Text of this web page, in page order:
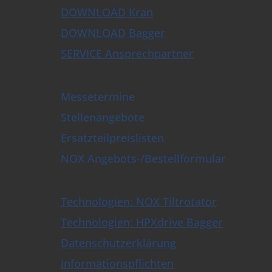
& Steuerungen
& Löffel
mit HPXdrive
mit liegendem Zylinder
mit stehendem Zylinder
& Sortiergreifer
DOWNLOAD Kran
DOWNLOAD Bagger
SERVICE Ansprechpartner
Messetermine
Stellenangebote
Ersatzteilpreislisten
NOX Angebots-/Bestellformular
Technologien: NOX Tiltrotator
Technologien: HPXdrive Bagger
Datenschutzerklärung
Informationspflichten